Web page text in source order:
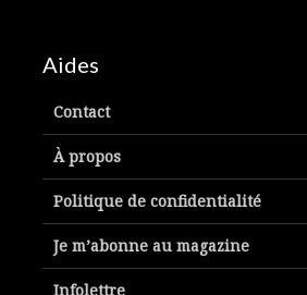
Aides
Contact
À propos
Politique de confidentialité
Je m’abonne au magazine
Infolettre